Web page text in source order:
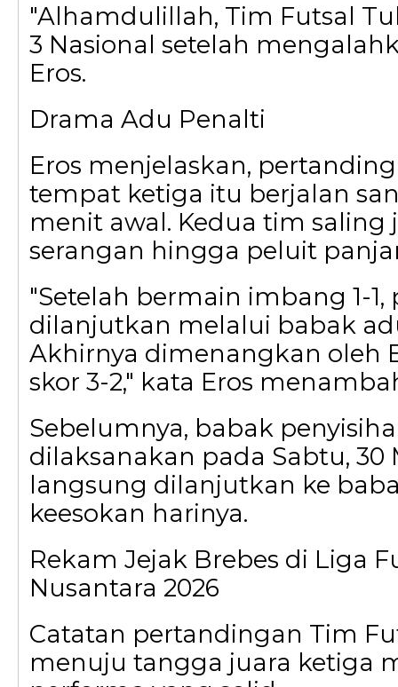
"Alhamdulillah, Tim Futsal
3 Nasional setelah
Eros.
Drama Adu Penalti
Eros menjelaskan,
tempat ketiga itu berjalan
menit awal. Kedua tim saling
serangan hingga peluit
"Setelah bermain imbang 1-
dilanjutkan melalui babak
Akhirnya dimenangkan oleh
skor 3-2," kata Eros
Sebelumnya, babak
dilaksanakan pada Sabtu, 30
langsung dilanjutkan ke
keesokan harinya.
Rekam Jejak Brebes di Liga
Nusantara 2026
Catatan pertandingan Tim
menuju tangga juara ketiga